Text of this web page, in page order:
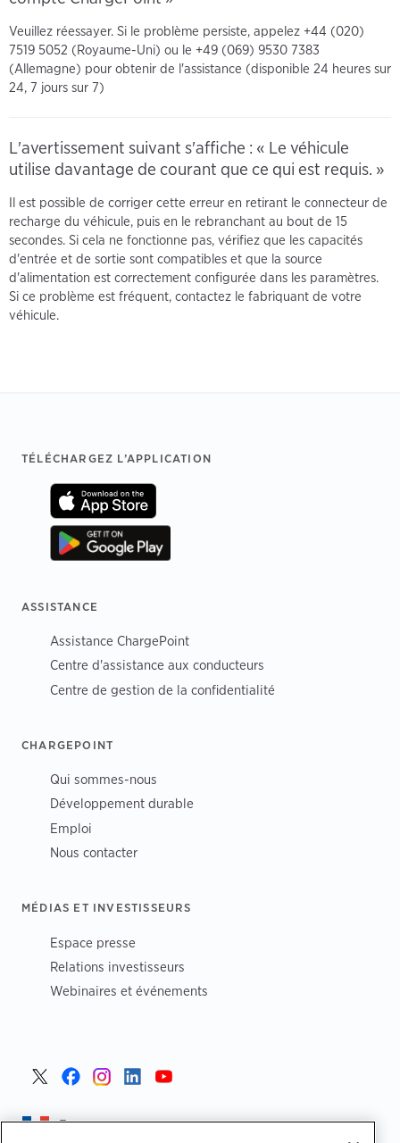
Veuillez réessayer. Si le problème persiste, appelez +44 (020)
7519 5052 (Royaume-Uni) ou le +49 (069) 9530 7383
(Allemagne) pour obtenir de l'assistance (disponible 24 heures sur
24, 7 jours sur 7)
L'avertissement suivant s'affiche : « Le véhicule
utilise davantage de courant que ce qui est requis. »
Il est possible de corriger cette erreur en retirant le connecteur de
recharge du véhicule, puis en le rebranchant au bout de 15
secondes. Si cela ne fonctionne pas, vérifiez que les capacités
d'entrée et de sortie sont compatibles et que la source
d'alimentation est correctement configurée dans les paramètres.
Si ce problème est fréquent, contactez le fabriquant de votre
véhicule.
Footer
TÉLÉCHARGEZ L’APPLICATION
ASSISTANCE
Assistance ChargePoint
Centre d'assistance aux conducteurs
Centre de gestion de la confidentialité
CHARGEPOINT
Qui sommes-nous
Développement durable
Emploi
Nous contacter
MÉDIAS ET INVESTISSEURS
Espace presse
Relations investisseurs
Webinaires et événements
France >